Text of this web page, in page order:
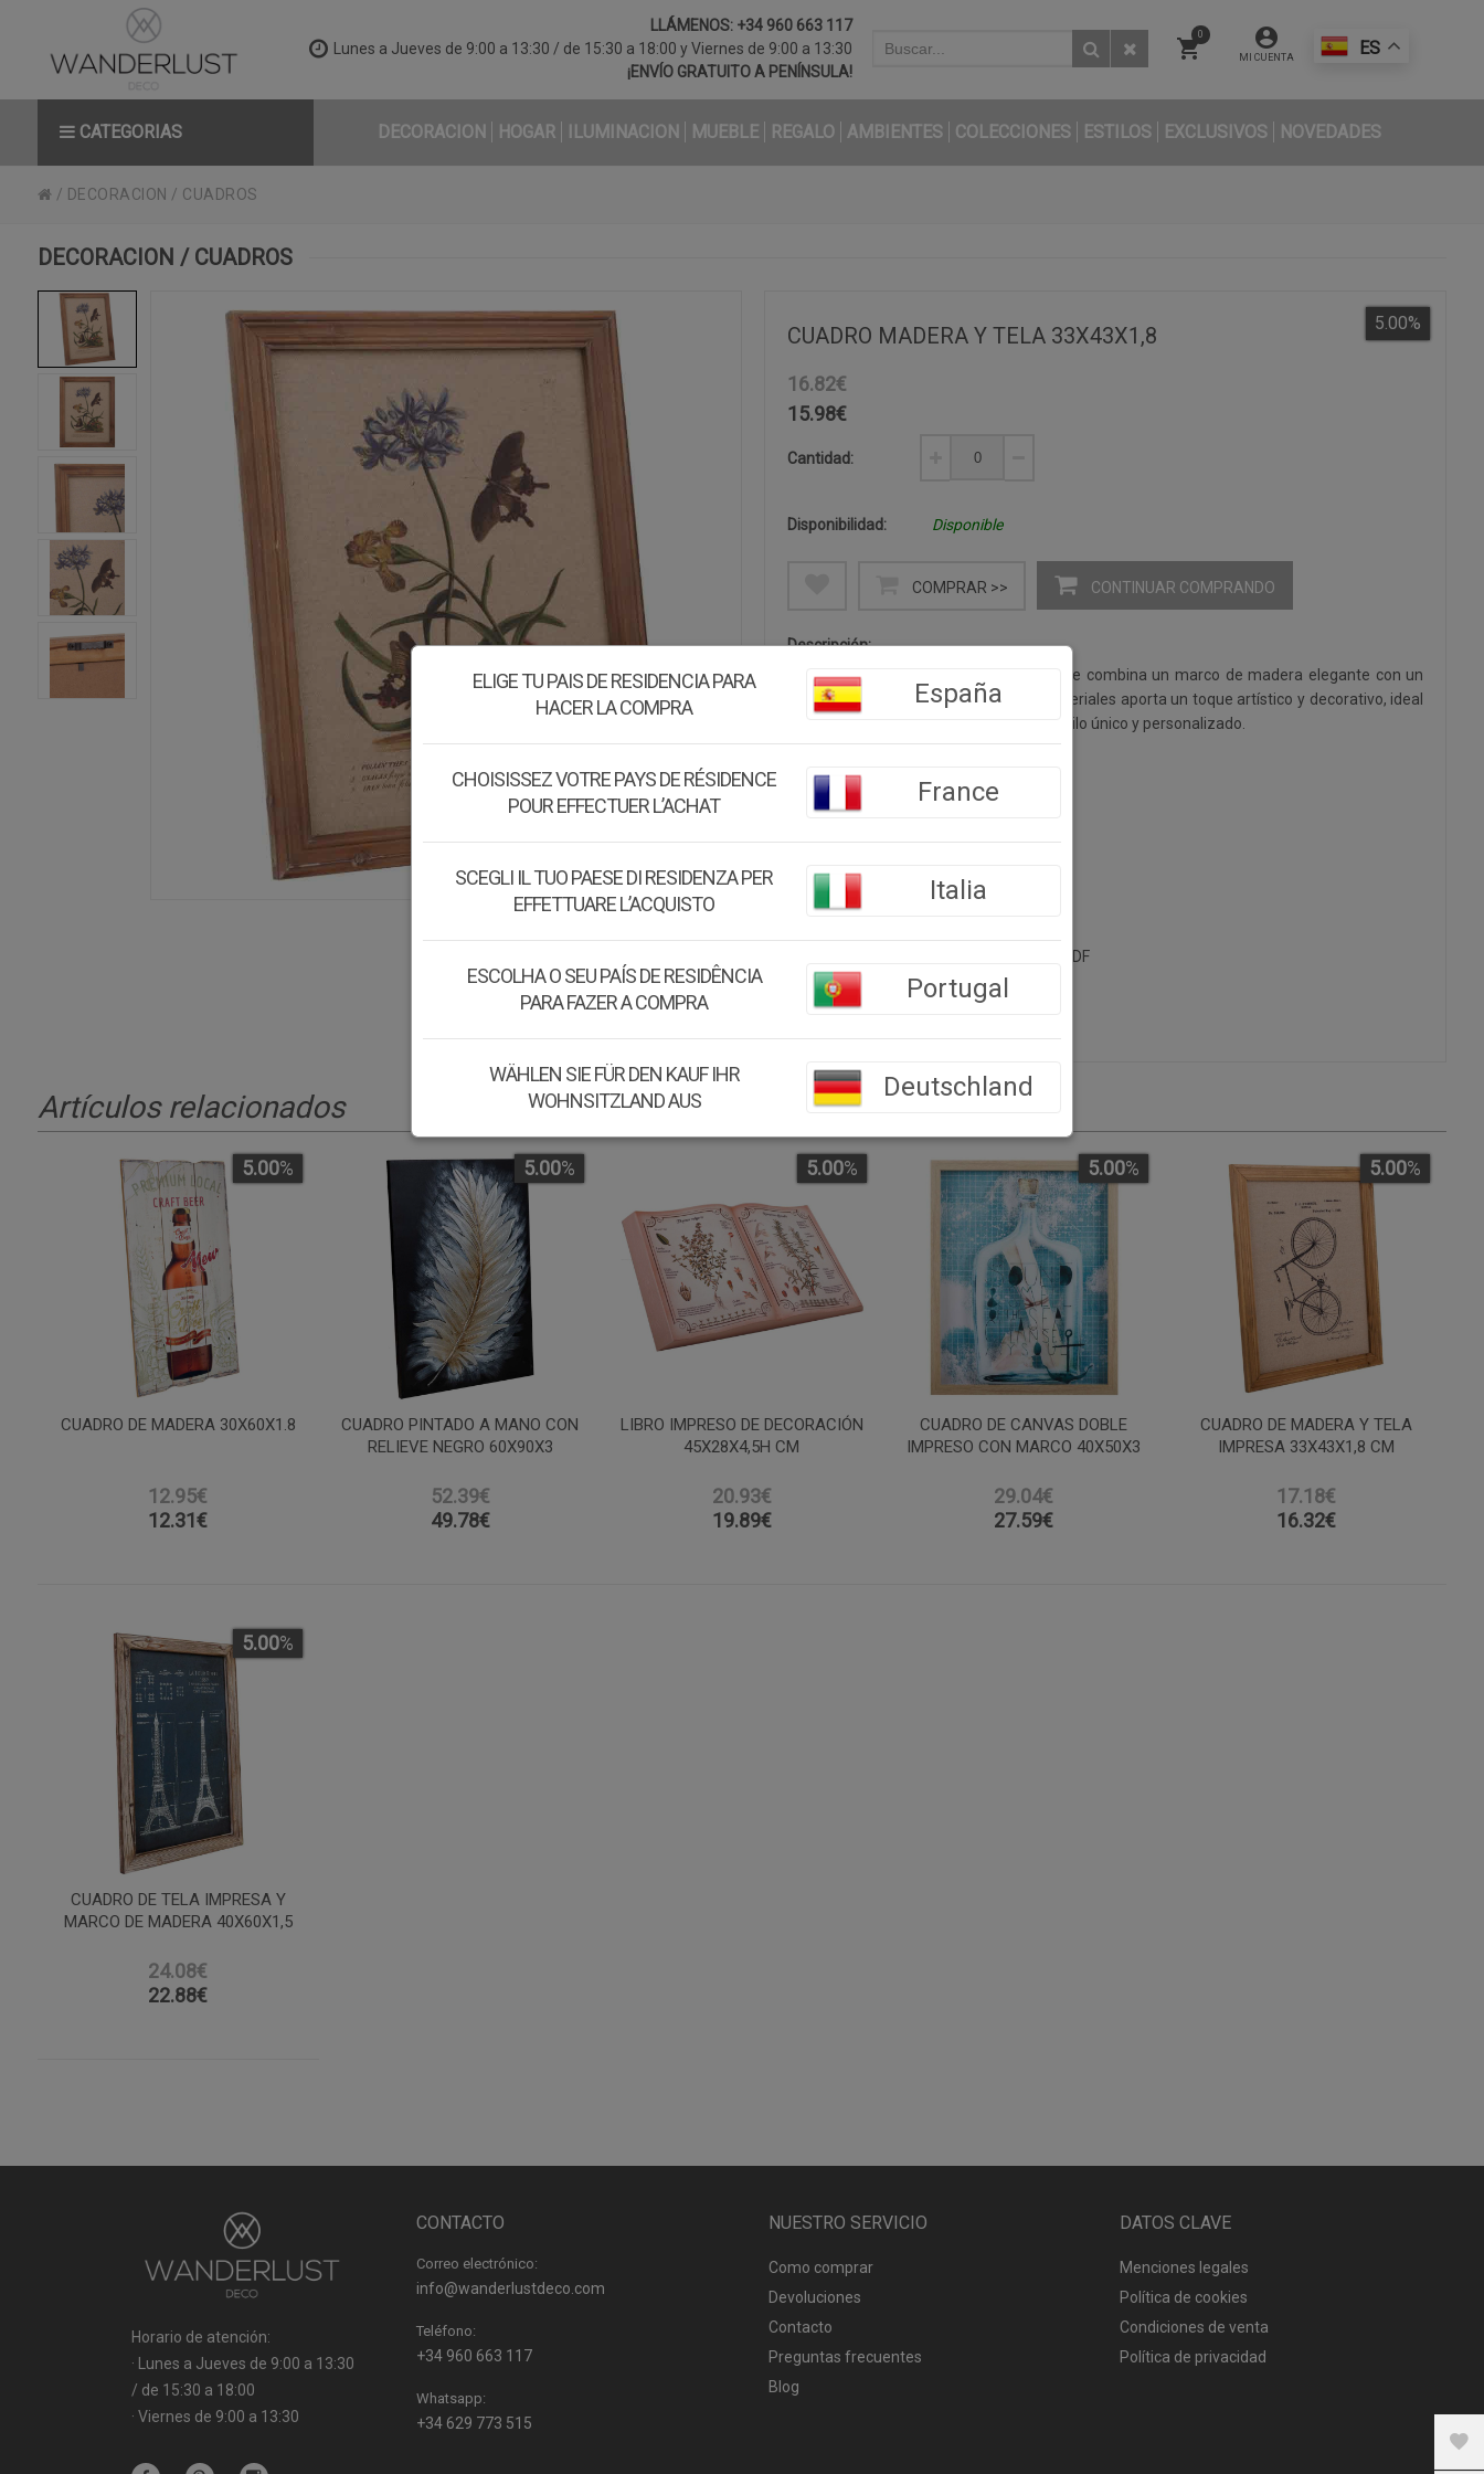
LLÁMENOS: +34 960 663 117
Lunes a Jueves de 9:00 a 13:30 / de 15:30 a 18:00 y Viernes de 9:00 a 13:30
¡ENVÍO GRATUITO A PENÍNSULA!
ES
MI CUENTA
0
CATEGORIAS DECORACION HOGAR ILUMINACION MUEBLE REGALO AMBIENTES COLECCIONES ESTILOS EXCLUSIVOS NOVEDADES
/ DECORACION / CUADROS
DECORACION / CUADROS
CUADRO MADERA Y TELA 33X43X1,8
16.82€
5.00%
15.98€
Cantidad:
Disponibilidad: Disponible
COMPRAR >> CONTINUAR COMPRANDO
Descripción:
Cuadro de madera con tela impresa, que combina un marco de madera elegante con un
diseño en tela. Este contraste entre materiales aporta un toque artístico y decorativo, ideal
para realzar cualquier espacio con un estilo único y personalizado.
Medidas: 33x43x1,8
Color:
Tela + Madera De Abeto + MDF
Artículos relacionados
CUADRO DE MADERA 30X60X1.8
12.95€
5.00%
12.31€
CUADRO PINTADO A MANO CON
RELIEVE NEGRO 60X90X3
52.39€
5.00%
49.78€
LIBRO IMPRESO DE DECORACIÓN
45X28X4,5H CM
20.93€
5.00%
19.89€
CUADRO DE CANVAS DOBLE
IMPRESO CON MARCO 40X50X3
29.04€
5.00%
27.59€
CUADRO DE MADERA Y TELA
IMPRESA 33X43X1,8 CM
17.18€
5.00%
16.32€
CUADRO DE TELA IMPRESA Y
MARCO DE MADERA 40X60X1,5
24.08€
5.00%
22.88€
Horario de atención:
· Lunes a Jueves de 9:00 a 13:30
/ de 15:30 a 18:00
· Viernes de 9:00 a 13:30
CONTACTO
Correo electrónico:
info@wanderlustdeco.com
Teléfono:
+34 960 663 117
Whatsapp:
+34 629 773 515
NUESTRO SERVICIO
Como comprar
Devoluciones
Contacto
Preguntas frecuentes
Blog
DATOS CLAVE
Menciones legales
Política de cookies
Condiciones de venta
Política de privacidad
ELIGE TU PAIS DE RESIDENCIA PARA
HACER LA COMPRA
España
CHOISISSEZ VOTRE PAYS DE RÉSIDENCE
POUR EFFECTUER L’ACHAT
France
SCEGLI IL TUO PAESE DI RESIDENZA PER
EFFETTUARE L’ACQUISTO
Italia
ESCOLHA O SEU PAÍS DE RESIDÊNCIA
PARA FAZER A COMPRA
Portugal
WÄHLEN SIE FÜR DEN KAUF IHR
WOHNSITZLAND AUS
Deutschland